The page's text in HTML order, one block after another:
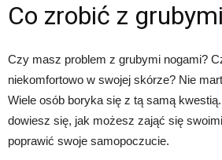
Co zrobić z
Czy masz problem z grubymi nogami?
niekomfortowo w swojej skórze? Nie
Wiele osób boryka się z tą samą
dowiesz się, jak możesz zająć się
poprawić swoje samopoczucie.